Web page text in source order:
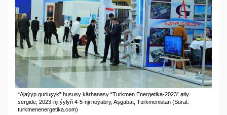
“Ajaýyp gurluşyk” hususy kärhanasy “Turkmen Energetika-2023” atly
sergide, 2023-nji ýylyň 4-5-nji noýabry, Aşgabat, Türkmenistan (Surat:
turkmenenergetika.com)